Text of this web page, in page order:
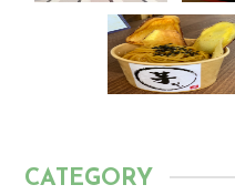
CATEGORY